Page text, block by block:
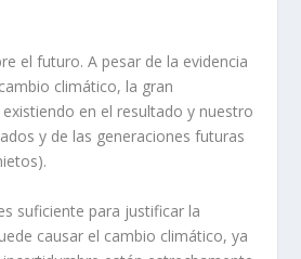
el futuro. A pesar de la evidencia
climático, la gran
en el resultado y nuestro
y de las generaciones futuras
suficiente para justificar la
causar el cambio climático, ya